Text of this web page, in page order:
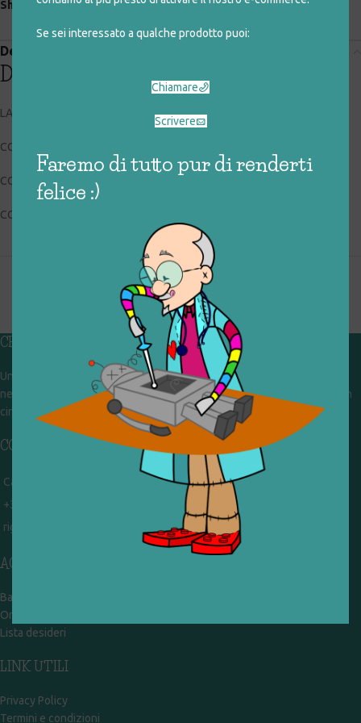
Se sei interessato a qualche prodotto puoi:
Chiamare
Scrivere
Faremo di tutto pur di renderti
felice :)
Share:
Descrizione
Descrizione
LA SCUOLA SPA
CODICE RIGIOCATTOLO: 033_1_025
CONDIZIONI: buone, usato
COLLOCAZIONE: BOX1
CHI SIAMO
Un gruppo di volontari che sognano di diventare un centro del riuso e
nel frattempo ricevono in dono giocattoli, li riparano e li reimmettono in
circolazione. Operiamo per un'economia civile, circolare e sostenibile.
CONTATTI
Campobasso - via Garibaldi 51
+39 328 767 9587
rigiocattolocb@gmail.com
ACCOUNT
Bacheca
Ordini
Lista desideri
LINK UTILI
Privacy Policy
Termini e condizioni